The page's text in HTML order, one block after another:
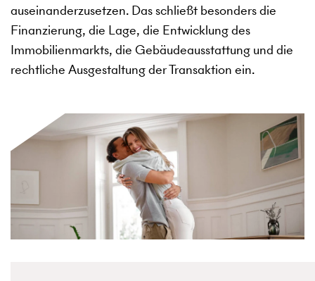
auseinanderzusetzen. Das schließt besonders die
Finanzierung, die Lage, die Entwicklung des
Immobilienmarkts, die Gebäudeausstattung und die
rechtliche Ausgestaltung der Transaktion ein.